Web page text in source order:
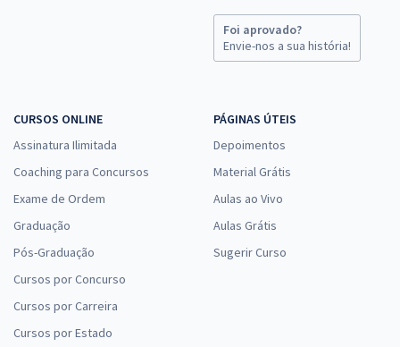
Foi aprovado?
Envie-nos a sua história!
CURSOS ONLINE
Assinatura Ilimitada
Coaching para Concursos
Exame de Ordem
Graduação
Pós-Graduação
Cursos por Concurso
Cursos por Carreira
Cursos por Estado
PÁGINAS ÚTEIS
Depoimentos
Material Grátis
Aulas ao Vivo
Aulas Grátis
Sugerir Curso